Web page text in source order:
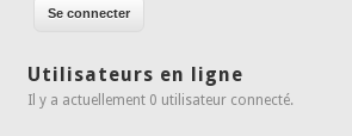
Utilisateurs en ligne
Il y a actuellement 0 utilisateur connecté.